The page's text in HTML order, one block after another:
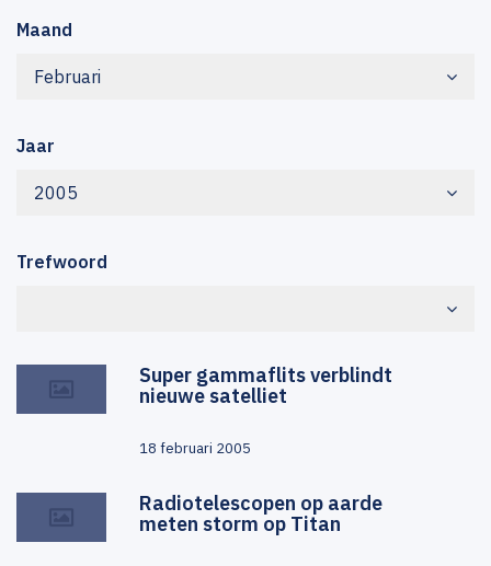
Maand
Februari
Jaar
2005
Trefwoord
Super gammaflits verblindt
nieuwe satelliet
18 februari 2005
Radiotelescopen op aarde
meten storm op Titan